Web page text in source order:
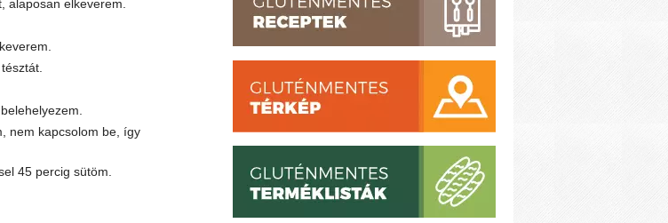
alaposan elkeverem.
nem kapcsolom be, így
45 percig sütöm.